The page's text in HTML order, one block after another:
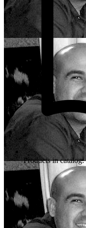
Products in catalog: